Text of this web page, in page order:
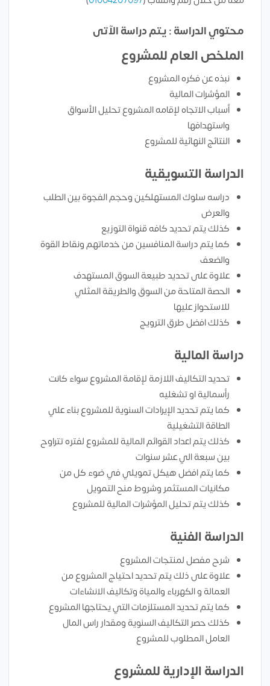
محتوي الدراسة : يتم دراسة الآتى
الملخص العام للمشروع
نبذه عن فكره المشروع
المؤشرات المالية
أسباب الاتجاه لإقامه المشروع تحليل الأسواق
واستهدافها
النتائج النهائية للمشروع
الدراسة التسويقية
دراسه سلوك المستهلكين وحجم الفجوة بين الطلب
والعرض
كذلك يتم تحديد كافه قنواة التوزيع
كما يتم دراسة المنافسين من خدماتهم ونقاط القوة
والضعف
علاوة على تحديد طبيعة السوق المستهدف
الحصة المتاحة من السوق والطريقة المثلي
للاستحواز عليها
كذلك افضل طرق الترويج
دراسة المالية
تحديد التكاليف اللازمة لإقامة المشروع سواء كانت
رأسمالية او تشغليه
كما يتم تحديد الإيرادات السنوية للمشروع بناء علي
الطاقة التشغيلية
كذلك يتم اعداد القوائم المالية للمشروع لفتره تتراوح
بين سبعة الي عشر سنوات
كما يتم افضل هيكل تمويلي في ضوء كل من
مكانيات المستثمر وشروط منح التمويل
كذلك يتم تحليل المؤشرات المالية للمشروع
الدراسة الفنية
شرح مفصل لمنتجات المشروع
علاوة على ذلك يتم تحديد احتياج المشروع من
العمالة و الكهرباء والمياة وتكاليف الانشاءات
كما يتم تحديد المستلزمات التي يحتاجها المشروع
كذلك حصر التكاليف السنوية ومقدار راس المال
العامل المطلوب للمشروع
الدراسة الإدارية للمشروع